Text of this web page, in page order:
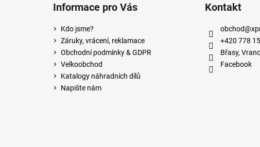
Informace pro Vás
Kdo jsme?
Záruky, vrácení, reklamace
Obchodní podmínky & GDPR
Velkoobchod
Katalogy náhradních dílů
Napište nám
Kontakt
obchod@
+420 778
Břasy,
Facebook